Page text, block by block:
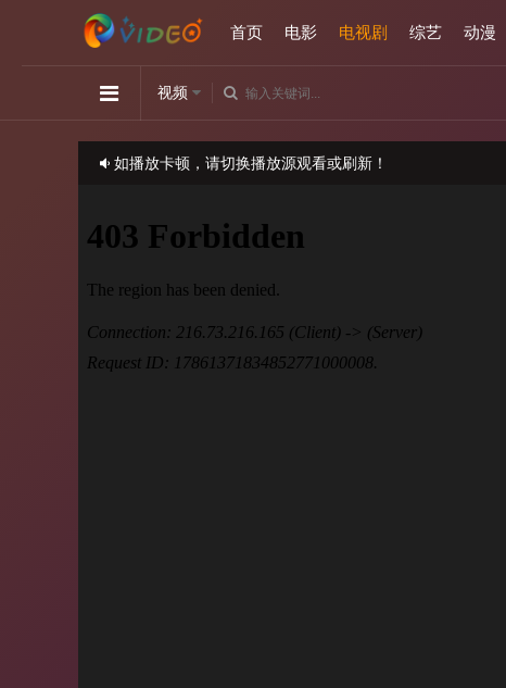
首页 电影 电视剧 综艺 动漫
视频
请勿相信视频中的任何广告